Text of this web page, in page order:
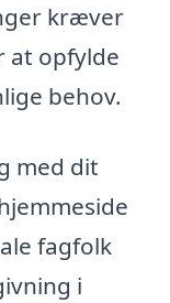
kræver
at opfylde
behov.
med dit
fagfolk
i